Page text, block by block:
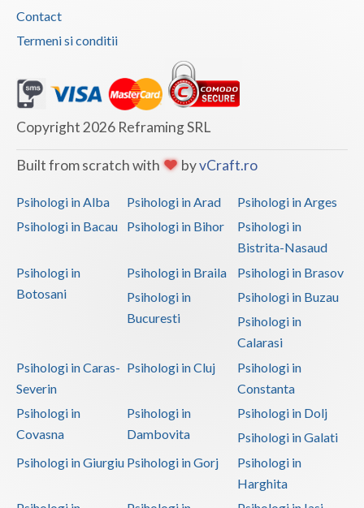
Contact
Termeni si conditii
Copyright 2026 Reframing SRL
Built from scratch with byvCraft.ro
Psihologi in Alba Psihologi in Arad
Psihologi in Arges
Psihologi in Bacau
Psihologi in Bihor
Psihologi in
Bistrita-Nasaud
Psihologi in
Botosani
Psihologi in Braila
Psihologi in Brasov
Psihologi in
Bucuresti
Psihologi in Buzau
Psihologi in
Calarasi
Psihologi in Caras-
Severin
Psihologi in Cluj
Psihologi in
Constanta
Psihologi in
Covasna
Psihologi in
Dambovita
Psihologi in Dolj
Psihologi in Galati
Psihologi in Giurgiu Psihologi in Gorj
Psihologi in
Harghita